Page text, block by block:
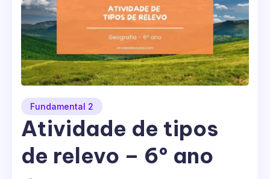
Fundamental 2
Atividade de tipos
de relevo – 6º ano